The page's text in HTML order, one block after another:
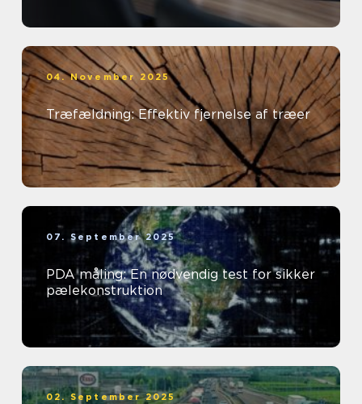
04. November 2025
Træfældning: Effektiv fjernelse af træer
07. September 2025
PDA måling: En nødvendig test for sikker
pælekonstruktion
02. September 2025